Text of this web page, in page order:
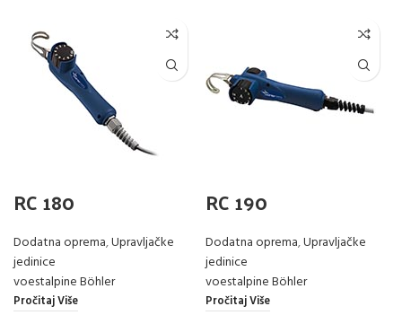
RC 180
Dodatna oprema,Upravljačke
jedinice
voestalpine Böhler
Pročitaj Više
RC 190
Dodatna oprema,Upravljačke
jedinice
voestalpine Böhler
Pročitaj Više